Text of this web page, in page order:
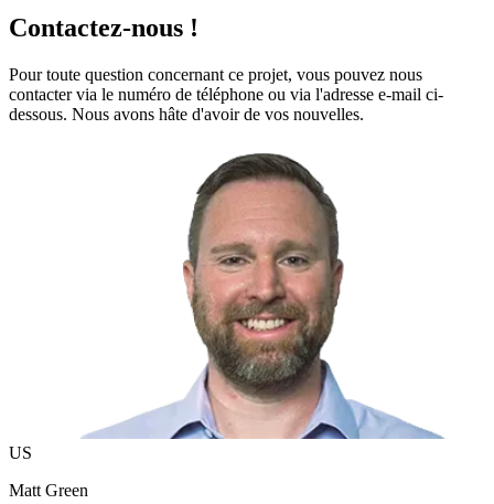
Contactez-nous !
Pour toute question concernant ce projet, vous pouvez nous
contacter via le numéro de téléphone ou via l'adresse e-mail ci-
dessous. Nous avons hâte d'avoir de vos nouvelles.
US
Matt Green